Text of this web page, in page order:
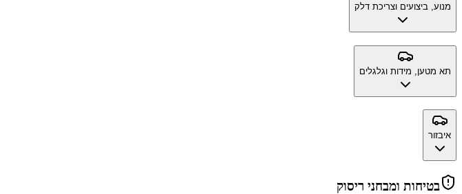
מנוע, ביצועים וצריכת דלק
תא מטען, מידות וגלגלים
איבזור
בטיחות ומבחני ריסוק